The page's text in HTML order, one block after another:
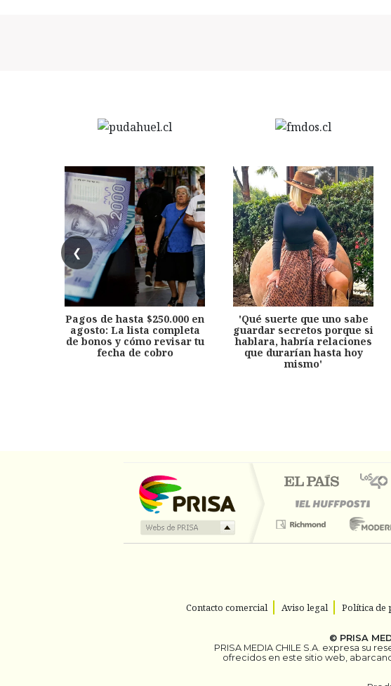
❮
Pagos de hasta $250.000 en
agosto: La lista completa
de bonos y cómo revisar tu
fecha de cobro
'Qué suerte que uno sabe
guardar secretos porque si
hablara, habría relaciones
que durarían hasta hoy
mismo'
Contacto comercial Aviso legal Política de
© PRISA
PRISA MEDIA CHILE S.A. expresa su
ofrecidos en este sitio web,